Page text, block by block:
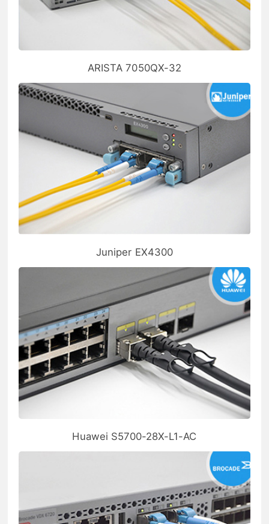
ARISTA 7050QX-32
Juniper EX4300
Huawei S5700-28X-L1-AC